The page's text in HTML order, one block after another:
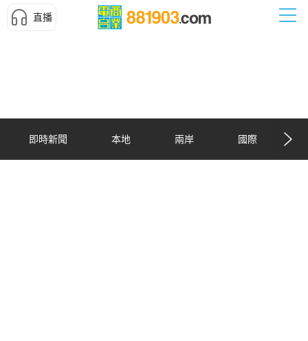
直播
即時新聞 本地 兩岸 國際